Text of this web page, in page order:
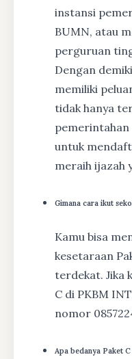
instansi
BUMN, atau
perguruan
Dengan
memiliki
tidak hanya
pemerintahan
untuk
meraih ijazah
Gimana cara ikut
Kamu bisa
kesetaraan
terdekat. Jika
C di PKBM
nomor
Apa bedanya Paket C